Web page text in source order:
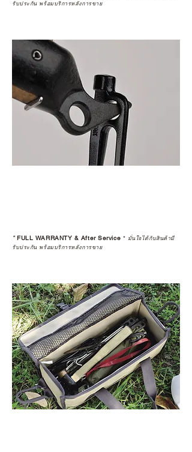
รับประกัน พร้อมบริการหลังการขาย
*FULL WARRANTY & After Service * มั่นใจได้กับสินค้ามี
รับประกัน พร้อมบริการหลังการขาย